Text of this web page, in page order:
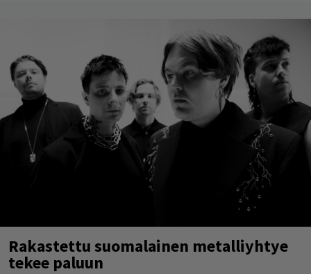
Rakastettu suomalainen metalliyhtye
tekee paluun